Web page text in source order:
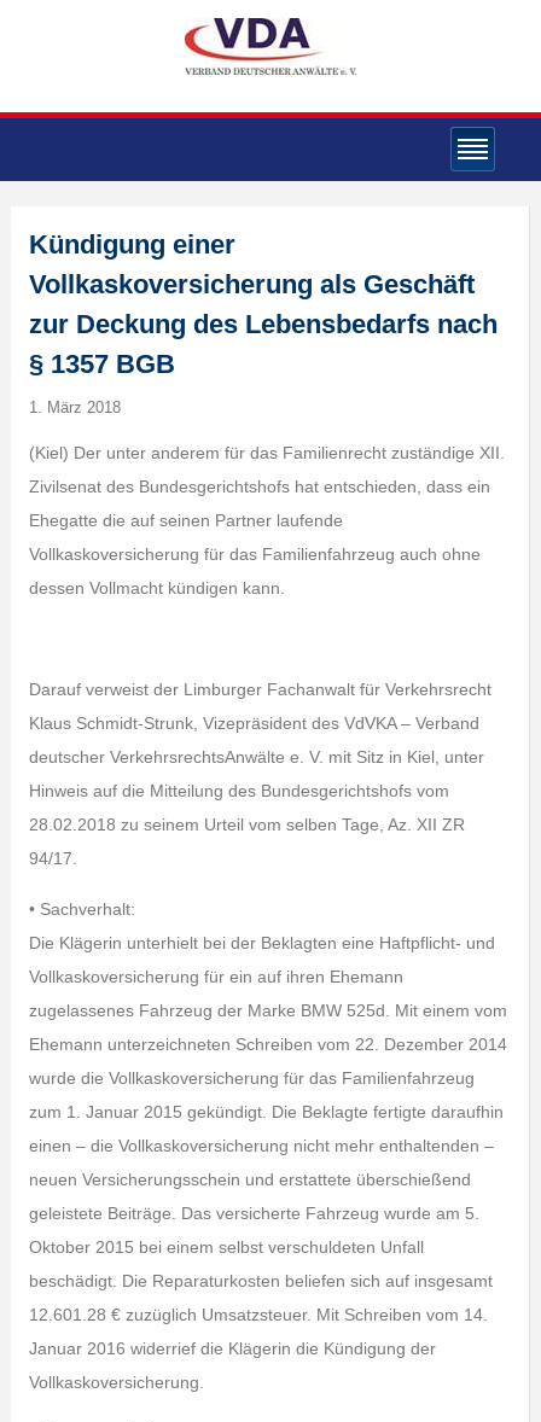
Kündigung einer
Vollkaskoversicherung als Geschäft
zur Deckung des Lebensbedarfs nach
§ 1357 BGB
1. März 2018
(Kiel) Der unter anderem für das Familienrecht zuständige XII.
Zivilsenat des Bundesgerichtshofs hat entschieden, dass ein
Ehegatte die auf seinen Partner laufende
Vollkaskoversicherung für das Familienfahrzeug auch ohne
dessen Vollmacht kündigen kann.
Darauf verweist der Limburger Fachanwalt für Verkehrsrecht
Klaus Schmidt-Strunk, Vizepräsident des VdVKA – Verband
deutscher VerkehrsrechtsAnwälte e. V. mit Sitz in Kiel, unter
Hinweis auf die Mitteilung des Bundesgerichtshofs vom
28.02.2018 zu seinem Urteil vom selben Tage, Az. XII ZR
94/17.
• Sachverhalt:
Die Klägerin unterhielt bei der Beklagten eine Haftpflicht- und
Vollkaskoversicherung für ein auf ihren Ehemann
zugelassenes Fahrzeug der Marke BMW 525d. Mit einem vom
Ehemann unterzeichneten Schreiben vom 22. Dezember 2014
wurde die Vollkaskoversicherung für das Familienfahrzeug
zum 1. Januar 2015 gekündigt. Die Beklagte fertigte daraufhin
einen – die Vollkaskoversicherung nicht mehr enthaltenden –
neuen Versicherungsschein und erstattete überschießend
geleistete Beiträge. Das versicherte Fahrzeug wurde am 5.
Oktober 2015 bei einem selbst verschuldeten Unfall
beschädigt. Die Reparaturkosten beliefen sich auf insgesamt
12.601.28 € zuzüglich Umsatzsteuer. Mit Schreiben vom 14.
Januar 2016 widerrief die Klägerin die Kündigung der
Vollkaskoversicherung.